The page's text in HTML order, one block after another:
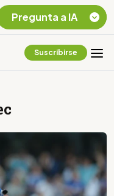
Suscribirse
Pregunta a IA
Amazonia Ecuatoriana
tasa minera que rige en
Ecuador?